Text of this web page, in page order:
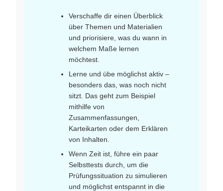
Verschaffe dir einen Überblick
über Themen und Materialien
und priorisiere, was du wann in
welchem Maße lernen
möchtest.
Lerne und übe möglichst aktiv –
besonders das, was noch nicht
sitzt. Das geht zum Beispiel
mithilfe von
Zusammenfassungen,
Karteikarten oder dem Erklären
von Inhalten.
Wenn Zeit ist, führe ein paar
Selbsttests durch, um die
Prüfungssituation zu simulieren
und möglichst entspannt in die